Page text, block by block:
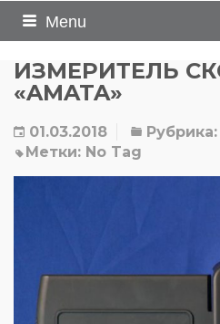
Menu
ИЗМЕРИТЕЛЬ
«AMATA»
01.03.2018 Рубрика:
Метки: No Tag